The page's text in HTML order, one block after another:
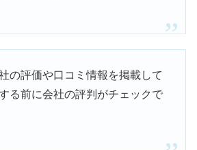
の評価や口コミ情報を掲載して
る前に会社の評判がチェックで